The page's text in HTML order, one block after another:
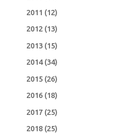
2011 (12)
2012(13)
2013(15)
2014(34)
2015(26)
2016(18)
2017(25)
2018(25)